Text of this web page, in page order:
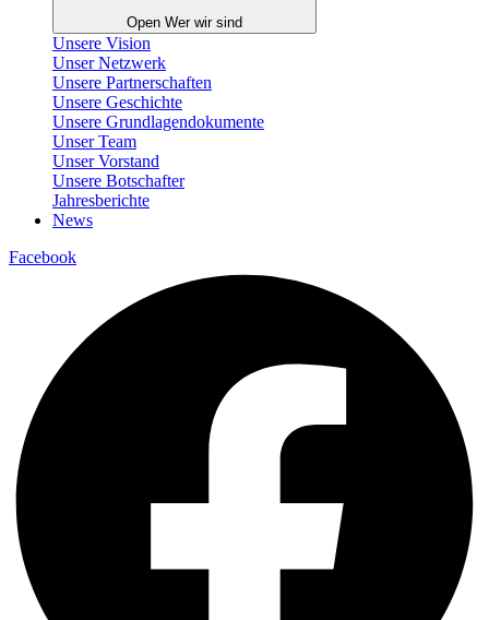
Open Wer wir sind
Unsere Vision
Unser Netzwerk
Unsere Partnerschaften
Unsere Geschichte
Unsere Grundlagendokumente
Unser Team
Unser Vorstand
Unsere Botschafter
Jahresberichte
News
Facebook